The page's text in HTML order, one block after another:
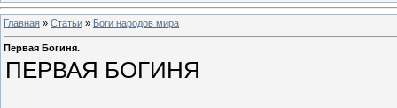
Главная » Статьи » Боги народов мира
Первая Богиня.
ПЕРВАЯ БОГИНЯ